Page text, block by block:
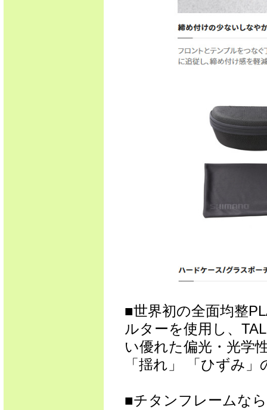
■世界初の全面均整
ルターを使用し、
い優れた偏光・光学
「揺れ」 「ひずみ
■チタンフレームな